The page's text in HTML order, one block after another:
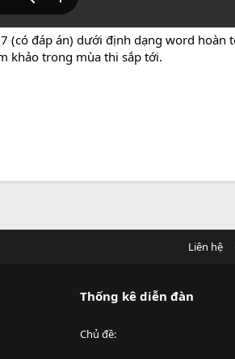
(có đáp án) dưới định dạng word hoàn
khảo trong mùa thi sắp tới.
Liên hệ
Thống kê diễn đàn
Chủ đề